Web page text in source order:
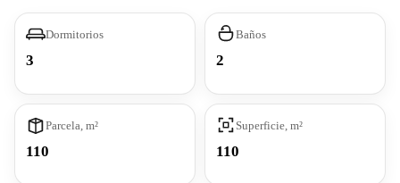
Dormitorios
3
Baños
2
Parcela, m²
110
Superficie, m²
110